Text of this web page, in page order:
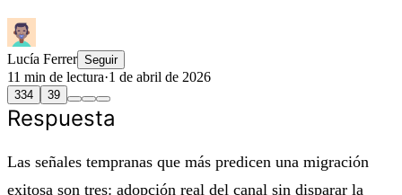
Lucía Ferrer Seguir
11 min de lectura·1 de abril de 2026
334 39
Respuesta
Las señales tempranas que más predicen una migración
exitosa son tres: adopción real del canal sin disparar la